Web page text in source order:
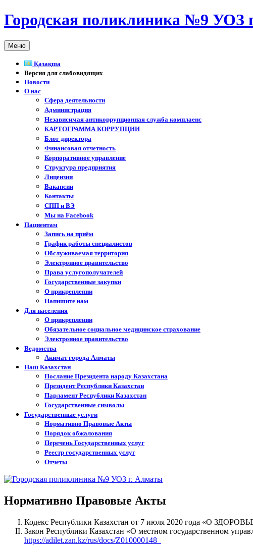
Перейти
к
Городская поликлиника №9 УОЗ
Меню
Қазақша
Версия для слабовидящих
Новости
О нас
Сфера деятельности
Администрация
Независимая антикоррупционная служба комплаенс
КАРТОГРАММА КОРРУПЦИИ
Блог директора
Финансовая отчетность
Корпоративное управление
Структура предприятия
Лицензии
Вакансии
Контакты
СПП и ВЭ
Мы на Facebook
Пациентам
Запись на приём
График работы специалистов
Обслуживаемая территория
Электронное правительство
Права услугополучателей
Государственные закупки
О прикреплении
Напишите нам
Для населения
О прикреплении
Обязательное социальное медицинское страхование
Электронное правительство
Ведомства
Акимат города Алматы
Наш Казахстан
Послание Президента народу Казахстана
Президент Республики Казахстан
Парламент Республики Казахстан
Государственные символы
Государственные услуги
Нормативно Правовые Акты
Порядок обжалования
Перечень Государственных услуг
Реестр государственных услуг
Отчеты
Нормативно Правовые Акты
Кодекс Республики Казахстан от 7 июля 2020 года «О
Закон Республики Казахстан «О местном государственном
https://adilet.zan.kz/rus/docs/Z010000148_